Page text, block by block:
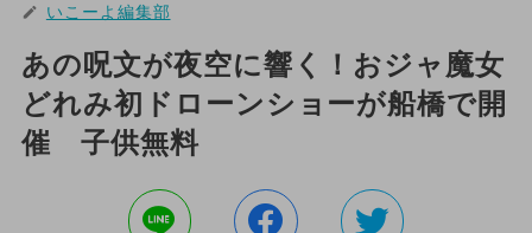
いこーよ編集部
あの呪文が夜空に響く！おジャ魔女
どれみ初ドローンショーが船橋で開
催 子供無料